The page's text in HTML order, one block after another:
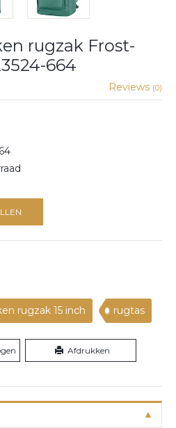
rugzak Frost-
664
Reviews (0)
rugzak 15 inch rugtas
Afdrukken